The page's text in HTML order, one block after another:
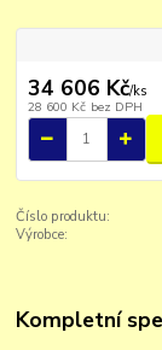
34 606 Kč/ks
28 600 Kč bez DPH
Číslo produktu:
Výrobce:
Kompletní